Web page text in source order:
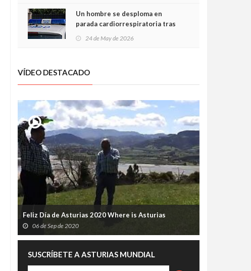
Un hombre se desploma en
parada cardiorrespiratoria tras
24 de May de 2026
VÍDEO DESTACADO
Feliz Día de Asturias 2020 Where is Asturias
06 de Sep de 2020
SUSCRÍBETE A ASTURIAS MUNDIAL